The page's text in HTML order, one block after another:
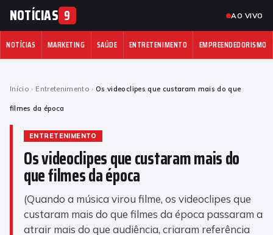
NOTÍCIAS 9 AO VIVO
NOTÍCIAS MARKETING SAÚDE ENTRETENIMENTO EMPREENDEDORISMO
Início › Entretenimento › Os videoclipes que custaram mais do que
filmes da época
ENTRETENIMENTO
Os videoclipes que custaram mais do
que filmes da época
(Quando a música virou filme, os videoclipes que
custaram mais do que filmes da época passaram a
atrair mais do que audiência, criaram referência